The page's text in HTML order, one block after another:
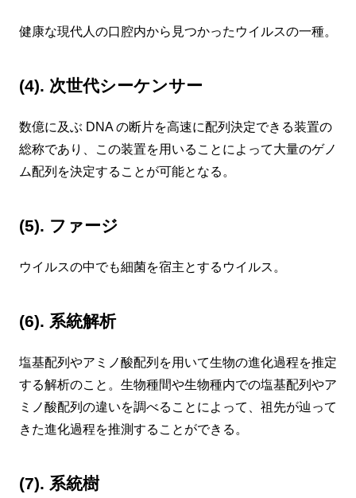
健康な現代人の口腔内から見つかったウイルスの一種。
(4). 次世代シーケンサー
数億に及ぶ DNA の断片を高速に配列決定できる装置の
総称であり、この装置を用いることによって大量のゲノ
ム配列を決定することが可能となる。
(5). ファージ
ウイルスの中でも細菌を宿主とするウイルス。
(6). 系統解析
塩基配列やアミノ酸配列を用いて生物の進化過程を推定
する解析のこと。生物種間や生物種内での塩基配列やア
ミノ酸配列の違いを調べることによって、祖先が辿って
きた進化過程を推測することができる。
(7). 系統樹